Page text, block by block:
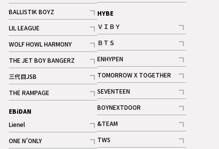
記事
BALLISTIK BOYZ
記事
LIL LEAGUE
記事
WOLF HOWL HARMONY
記事
THE JET BOY BANGERZ
記事
三代目JSB
記事
THE RAMPAGE
記事
ギャラリー
EBiDAN
Lienel
記事
ONE N’ONLY
記事
HYBE
ＶＩＢＹ
記事
ＢＴＳ
記事
ENHYPEN
記事
TOMORROW X TOGETHER
記事
ギャラリー
SEVENTEEN
記事
BOYNEXTDOOR
記事
&TEAM
記事
TWS